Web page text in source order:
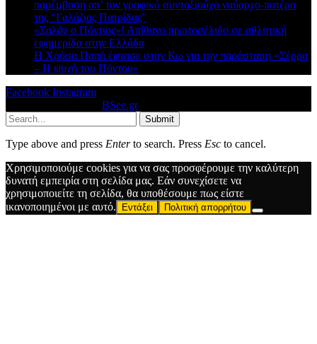
παρέμβαση απ’ τον γραφικό συνταξιούχο ναύαρχο-πατέρα
της “Γαλάζιας Πατρίδας”
«Σαλάχ ο Πόντιος»! Απίθανο πρωτοσέλιδο σε αθλητική
εφημερίδα στην Ελλάδα
Η Χρύσα Παπά έφτασε στην Κω για την παράσταση «Σέρρα
– Η ψυχή του Πόντου»
Facebook Instagram
BSee.gr.
Submit
Type above and press Enterto search. Press Esc to cancel.
Χρησιμοποιούμε cookies για να σας προσφέρουμε την καλύτερη
δυνατή εμπειρία στη σελίδα μας. Εάν συνεχίσετε να
χρησιμοποιείτε τη σελίδα, θα υποθέσουμε πως είστε
ικανοποιημένοι με αυτό.
Εντάξει Πολιτική απορρήτου